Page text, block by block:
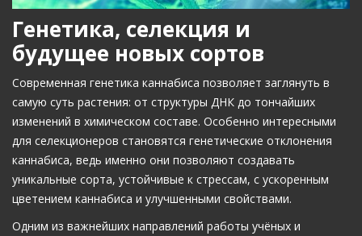
Генетика, селекция и
будущее новых сортов
Современная генетика каннабиса позволяет заглянуть в
самую суть растения: от структуры ДНК до тончайших
изменений в химическом составе. Особенно интересными
для селекционеров становятся генетические отклонения
каннабиса, ведь именно они позволяют создавать
уникальные сорта, устойчивые к стрессам, с ускоренным
цветением каннабиса и улучшенными свойствами.
Одним из важнейших направлений работы учёных и